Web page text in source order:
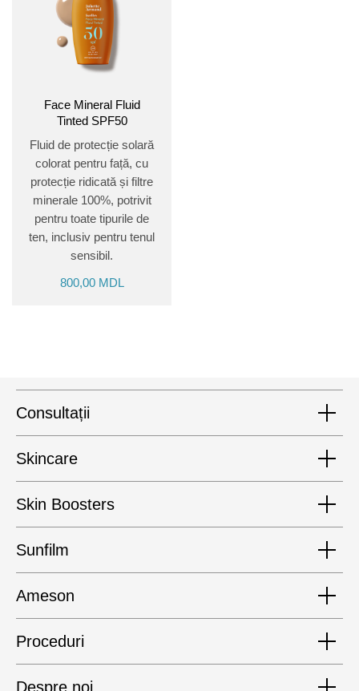
Face Mineral Fluid
Tinted SPF50
Fluid de protecție solară
colorat pentru față, cu
protecție ridicată și filtre
minerale 100%, potrivit
pentru toate tipurile de
ten, inclusiv pentru tenul
sensibil.
800,00 MDL
Сonsultații
Skincare
Skin Boosters
Sunfilm
Ameson
Proceduri
Despre noi